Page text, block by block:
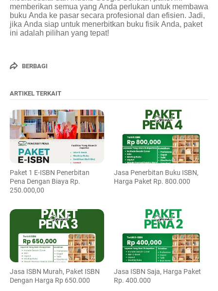
memberikan semua yang Anda perlukan untuk membawa
buku Anda ke pasar secara profesional dan efisien. Jadi,
jika Anda siap untuk menerbitkan buku fisik Anda, paket
ini adalah pilihan yang tepat!
BERBAGI
ARTIKEL TERKAIT
Paket 1 E-ISBN Penerbitan
Pena Dengan Biaya Rp.
250.000,00
Jasa Penerbitan Buku ISBN,
Harga Paket Rp. 800.000
Jasa ISBN Murah, Paket ISBN
Dengan Harga Rp 650.000
Jasa ISBN Saja, Harga Paket
Rp. 400.000